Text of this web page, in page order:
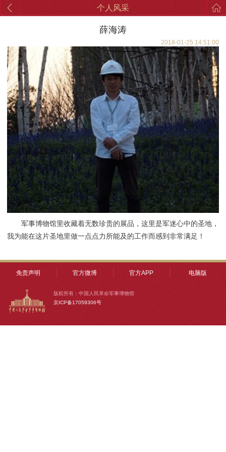
个人风采
薛海涛
2018-01-25 14:51:00
军事博物馆里收藏着无数珍贵的展品，这里是军迷心中的圣地，
我为能在这片圣地里做一点点力所能及的工作而感到非常满足！
免责声明 官方微博 官方APP 电脑版
版权所有：中国人民革命军事博物馆
京ICP备17059306号